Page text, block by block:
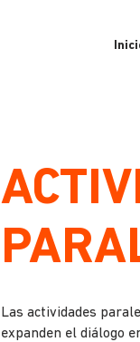
Las actividades
expanden el diálogo